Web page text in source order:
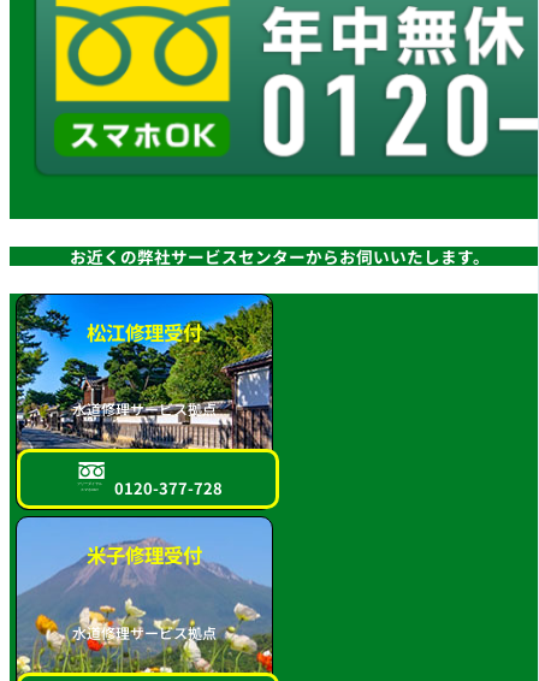
お近くの弊社サービスセンターからお伺いいたします。
松江修理受付
水道修理サービス拠点
フリーダイヤル
スマホOK!! 0120-377-728
米子修理受付
水道修理サービス拠点